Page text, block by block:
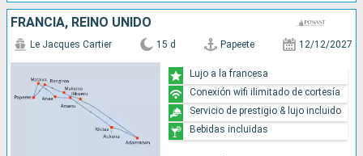
FRANCIA, REINO UNIDO
Le Jacques Cartier 15 d Papeete 12/12/2027
Lujo a la francesa
Conexión wifi ilimitado de cortesía
Servicio de prestigio & lujo incluido
Bebidas incluidas